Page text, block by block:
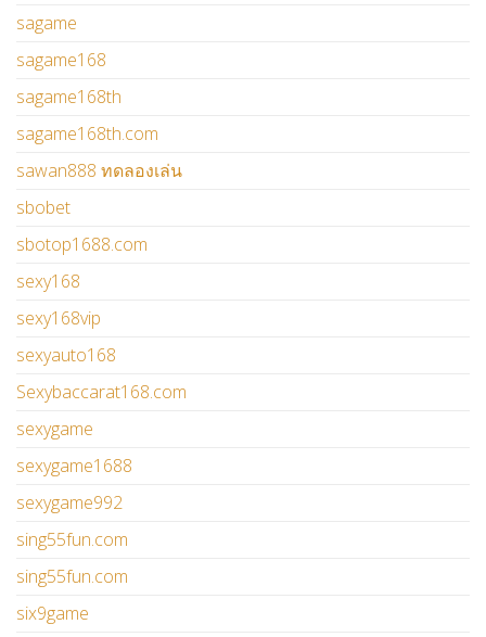
sagame
sagame168
sagame168th
sagame168th.com
sawan888 ทดลองเล่น
sbobet
sbotop1688.com
sexy168
sexy168vip
sexyauto168
Sexybaccarat168.com
sexygame
sexygame1688
sexygame992
sing55fun.com
sing55fun.com
six9game